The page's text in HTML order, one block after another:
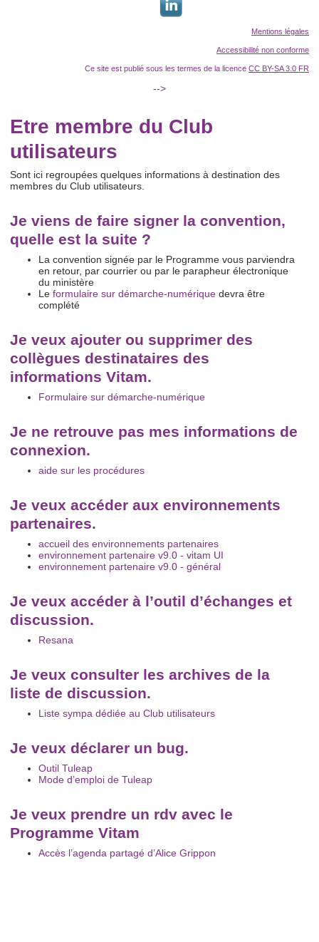
Mentions légales
Accessibilité non conforme
Ce site est publié sous les termes de la licence CC BY-SA 3.0 FR
-->
Etre membre du Club
utilisateurs
Sont ici regroupées quelques informations à destination des
membres du Club utilisateurs.
Je viens de faire signer la convention,
quelle est la suite ?
La convention signée par le Programme vous parviendra
en retour, par courrier ou par le parapheur électronique
du ministère
Le formulaire sur démarche-numérique devra être
complété
Je veux ajouter ou supprimer des
collègues destinataires des
informations Vitam.
Formulaire sur démarche-numérique
Je ne retrouve pas mes informations de
connexion.
aide sur les procédures
Je veux accéder aux environnements
partenaires.
accueil des environnements partenaires
environnement partenaire v9.0 - vitam UI
environnement partenaire v9.0 - général
Je veux accéder à l’outil d’échanges et
discussion.
Resana
Je veux consulter les archives de la
liste de discussion.
Liste sympa dédiée au Club utilisateurs
Je veux déclarer un bug.
Outil Tuleap
Mode d’emploi de Tuleap
Je veux prendre un rdv avec le
Programme Vitam
Accès l’agenda partagé d’Alice Grippon